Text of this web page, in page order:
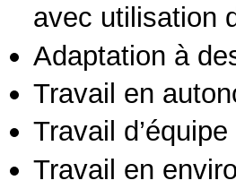
avec utilisation
Adaptation à
Travail en
Travail d’équipe
Travail en